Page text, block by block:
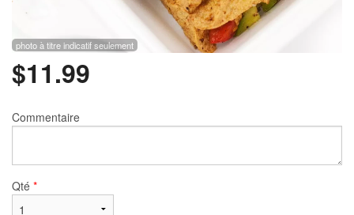
photo à titre indicatif seulement
$11.99
Commentaire
Qté *